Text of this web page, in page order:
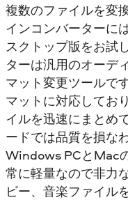
複数のファイルを変
インコンバーターに
スクトップ版をお試
ターは汎用のオーデ
マット変更ツールで
マットに対応してお
イルを迅速にまとめ
ードでは品質を損な
Windows PCとMac
常に軽量なので非力
ビー、音楽ファイル